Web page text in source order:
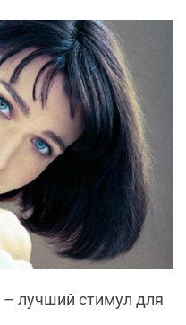
лучший стимул для